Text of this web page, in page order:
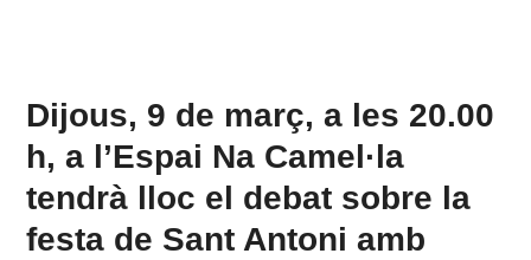
Dijous, 9 de març, a les 20.00
h, a l’Espai Na Camel·la
tendrà lloc el debat sobre la
festa de Sant Antoni amb